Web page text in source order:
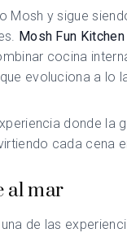
Mosh y sigue
Mosh Fun Kitchen
cocina
evoluciona a lo
donde la
cada cena
al mar
de las